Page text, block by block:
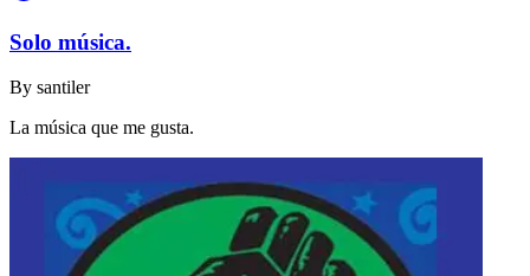
Solo música.
By santiler
La música que me gusta.